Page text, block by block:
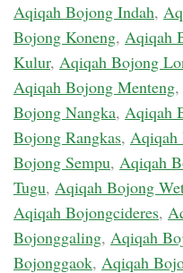
Aqiqah Bojong Indah,
Bojong Koneng, Aqiqah
Kulur, Aqiqah Bojong
Aqiqah Bojong Menteng,
Bojong Nangka, Aqiqah
Bojong Rangkas, Aqiqah
Bojong Sempu, Aqiqah
Tugu, Aqiqah Bojong
Aqiqah Bojongcideres,
Bojonggaling, Aqiqah
Bojonggaok, Aqiqah